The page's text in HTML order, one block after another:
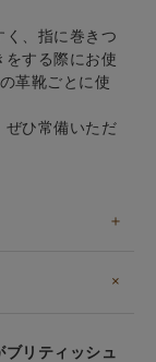
く、指に巻きつ
をする際にお使
革靴ごとに使
ぜひ常備いただ
リティッシュ